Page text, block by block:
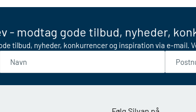
- modtag gode tilbud, nyheder,
tilbud, nyheder, konkurrencer og inspiration via e-mail.